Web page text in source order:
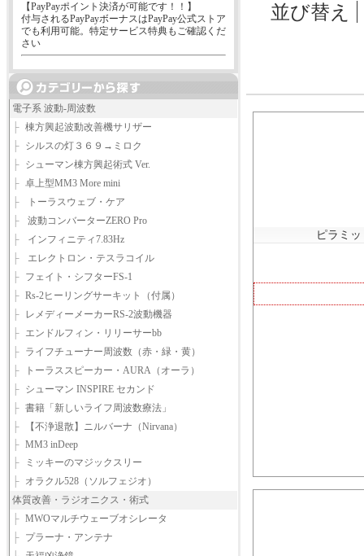
【PayPayポイント決済が可能です！！】
付与されるPayPayボーナスはPayPay公式ストア
でも利用可能。特定サービス特典もご確認くだ
さい
電子系 波動-周波数
├ 棟方興起波動改善機サリザー
├ シルスの灯３６９→ミロク
├ シューマン棟方興起術式 Ver.
├ 卓上型MM3 More mini
├
トーラスウェブ・ケア
├
波動コンバーターZERO Pro
├
インフィニティ7.83Hz
├
エレクトロン・テスラコイル
├ フェイト・シフターFS-1
├ Rs-2ヒーリングサーキット（付属）
├
レメディーメーカーRS-2波動機器
├ エンドルフィン・リリーサーbb
├ ライフチューナー周波数（赤・緑・黄）
├
トーラススピーカー・AURA（オーラ）
├ シューマン INSPIRE セカンド
├ 書籍「新しいライフ周波数療法」
├
【不浄退散】ニルバーナ（Nirvana）
├ MM3 inDeep
├
ミッキーのマジックスリー
├ オラクル528（ソルフェジオ）
体質改善・ラジオニクス・術式
├ MWOマルチウェーブオシレータ
├ プラーナ・アンテナ
並び替え
ピラミ